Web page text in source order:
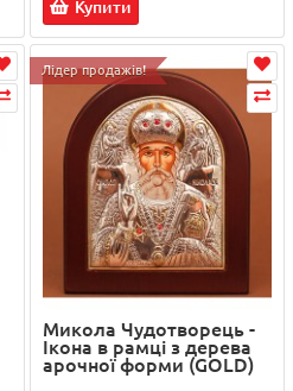
Купити
Лідер продажів!
Микола Чудотворець -
Ікона в рамці з дерева
арочної форми (GOLD)